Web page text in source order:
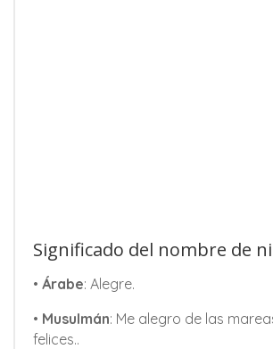
Significado del nombre de
• Árabe: Alegre.
• Musulmán: Me alegro de las
felices..